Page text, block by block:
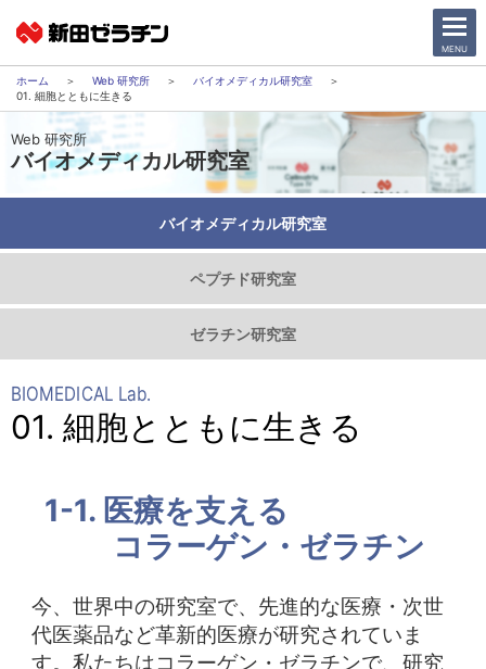
CLOSE
MENU
Web 研究所
バイオメディカル研究室
01. 細胞とともに生きる
01. 細胞とともに生きる
1-1. 医療を支える
コラーゲン・ゼラチン
今、世界中の研究室で、先進的な医療・次世
代医薬品など革新的医療が研究されていま
す。私たちはコラーゲン・ゼラチンで、研究
ニュース一覧
会社情報
サステナビリティ
事業紹介
IR情報
中文
Web 研究所
バイオメディカル研究室
バイオメディカル研究室
ペプチド研究室
ゼラチン研究室
BIOMEDICAL Lab.